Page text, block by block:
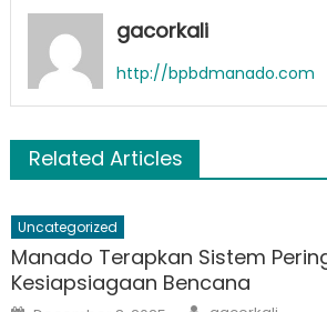
gacorkali
http://bpbdmanado.com
Related Articles
Uncategorized
Manado Terapkan Sistem
Kesiapsiagaan Bencana
Author